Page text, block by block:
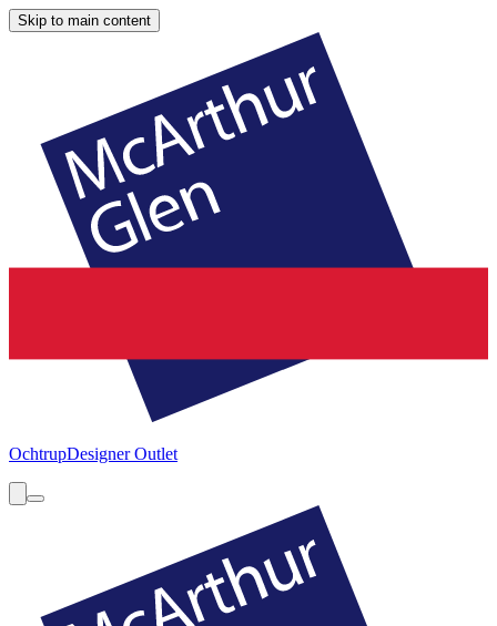
Skip to main content
OchtrupDesigner Outlet